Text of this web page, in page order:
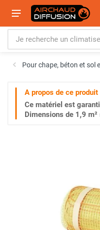
Pour chape, béton et sol
A propos de ce produit
Ce matériel est garanti
Dimensions de 1,9